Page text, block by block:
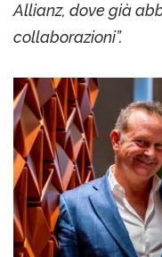
Allianz, dove già
collaborazioni”.